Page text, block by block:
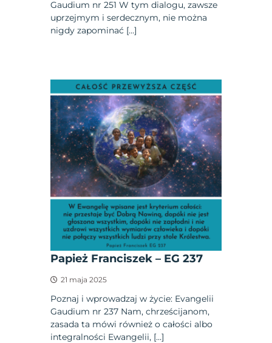
Gaudium nr 251 W tym dialogu, zawsze
uprzejmym i serdecznym, nie można
nigdy zapominać […]
Papież Franciszek – EG 237
21 maja 2025
Poznaj i wprowadzaj w życie: Evangelii
Gaudium nr 237 Nam, chrześcijanom,
zasada ta mówi również o całości albo
integralności Ewangelii, […]